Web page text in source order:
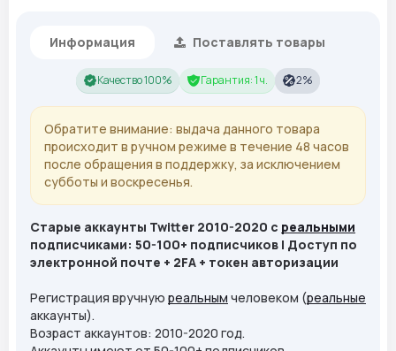
Информация Поставлять товары
Качество 100% Гарантия: 1 ч. 2%
Обратите внимание: выдача данного товара
происходит в ручном режиме в течение 48 часов
после обращения в поддержку, за исключением
субботы и воскресенья.
Старые аккаунты Twitter 2010-2020 с реальными
подписчиками: 50-100+ подписчиков | Доступ по
электронной почте + 2FA + токен авторизации
Регистрация вручную реальным человеком (реальные
аккаунты).
Возраст аккаунтов: 2010-2020 год.